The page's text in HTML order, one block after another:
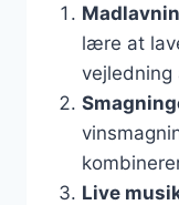
lære at
vejledning
Live